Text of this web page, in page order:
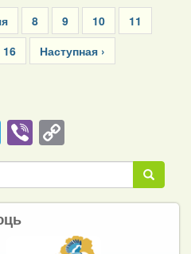
Page
8 Page
9 Page
10 Page
11
Page
16
Next
page
Наступная ›
Telegram
ViberCopy
Link Пошук
Пошук